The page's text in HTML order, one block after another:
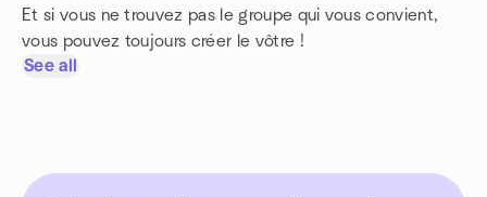
Et si vous ne trouvez pas le groupe qui vous convient,
vous pouvez toujours créer le vôtre !
See all